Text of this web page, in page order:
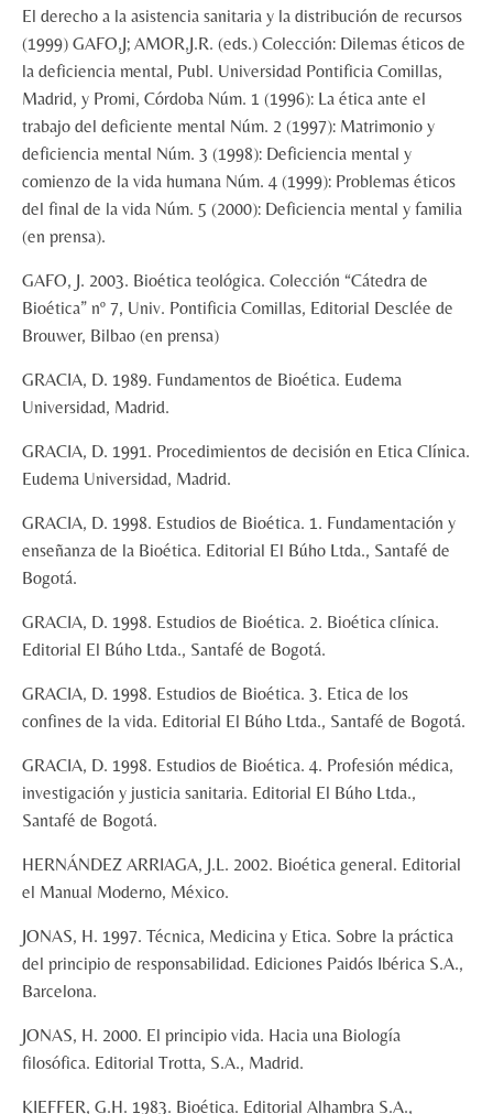
El derecho a la asistencia sanitaria y la distribución de recursos
(1999) GAFO,J; AMOR,J.R. (eds.) Colección: Dilemas éticos de
la deficiencia mental, Publ. Universidad Pontificia Comillas,
Madrid, y Promi, Córdoba Núm. 1 (1996): La ética ante el
trabajo del deficiente mental Núm. 2 (1997): Matrimonio y
deficiencia mental Núm. 3 (1998): Deficiencia mental y
comienzo de la vida humana Núm. 4 (1999): Problemas éticos
del final de la vida Núm. 5 (2000): Deficiencia mental y familia
(en prensa).
GAFO, J. 2003. Bioética teológica. Colección “Cátedra de
Bioética” nº 7, Univ. Pontificia Comillas, Editorial Desclée de
Brouwer, Bilbao (en prensa)
GRACIA, D. 1989. Fundamentos de Bioética. Eudema
Universidad, Madrid.
GRACIA, D. 1991. Procedimientos de decisión en Etica Clínica.
Eudema Universidad, Madrid.
GRACIA, D. 1998. Estudios de Bioética. 1. Fundamentación y
enseñanza de la Bioética. Editorial El Búho Ltda., Santafé de
Bogotá.
GRACIA, D. 1998. Estudios de Bioética. 2. Bioética clínica.
Editorial El Búho Ltda., Santafé de Bogotá.
GRACIA, D. 1998. Estudios de Bioética. 3. Etica de los
confines de la vida. Editorial El Búho Ltda., Santafé de Bogotá.
GRACIA, D. 1998. Estudios de Bioética. 4. Profesión médica,
investigación y justicia sanitaria. Editorial El Búho Ltda.,
Santafé de Bogotá.
HERNÁNDEZ ARRIAGA, J.L. 2002. Bioética general. Editorial
el Manual Moderno, México.
JONAS, H. 1997. Técnica, Medicina y Etica. Sobre la práctica
del principio de responsabilidad. Ediciones Paidós Ibérica S.A.,
Barcelona.
JONAS, H. 2000. El principio vida. Hacia una Biología
filosófica. Editorial Trotta, S.A., Madrid.
KIEFFER, G.H. 1983. Bioética. Editorial Alhambra S.A.,